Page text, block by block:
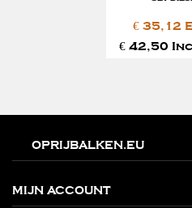
€ 35,12
€ 42,50
OPRIJBALKEN.EU
MIJN ACCOUNT